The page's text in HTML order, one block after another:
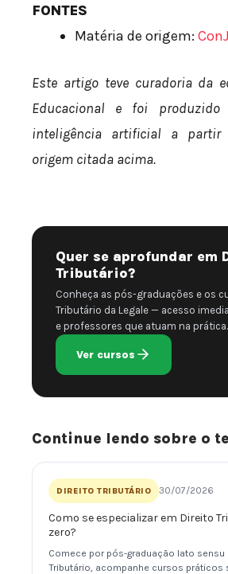
FONTES
Matéria de origem:
Este artigo teve curadoria da
Educacional e foi
inteligência artificial a
origem citada acima.
Quer se aprofundar em
Tributário?
Conheça as pós-graduações e os
Tributário da Legale — acesso
e professores que atuam na prática.
Ver cursos
Continue lendo sobre o
DIREITO TRIBUTÁRIO 30/07/2026
Como se especializar em Direito
zero?
Comece por pós-graduação lato sensu
Tributário, acompanhe cursos práticos